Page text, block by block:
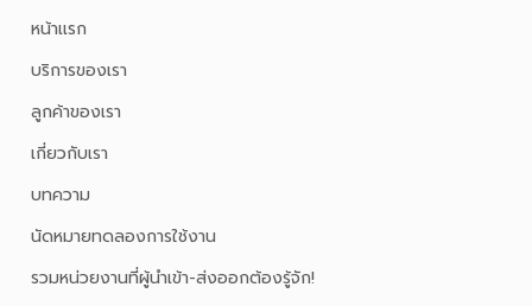
หน้าเเรก
บริการของเรา
ลูกค้าของเรา
เกี่ยวกับเรา
บทความ
นัดหมายทดลองการใช้งาน
รวมหน่วยงานที่ผู้นำเข้า-ส่งออกต้องรู้จัก!